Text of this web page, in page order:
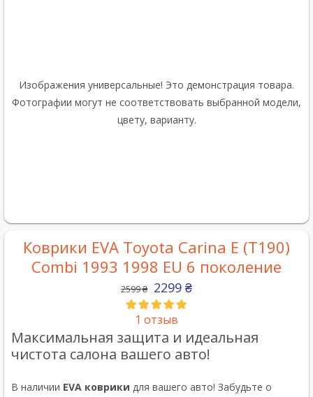
Изображения универсальные! Это демонстрация товара.
Фотографии могут не соответствовать выбранной модели,
цвету, варианту.
Коврики EVA Toyota Carina E (T190)
Combi 1993 1998 EU 6 поколение
2599₴ 2299 ₴
1 отзыв
Максимальная защита и идеальная
чистота салона вашего авто!
В наличии EVA коврики для вашего авто! Забудьте о